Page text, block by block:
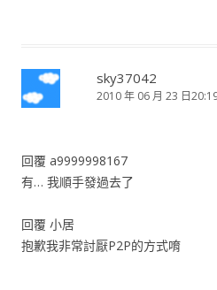
sky37042
2010 年 06 月 23 日
回覆 a9999998167
有… 我順手發過去了
回覆 小居
抱歉我非常討厭P2P的方式唷